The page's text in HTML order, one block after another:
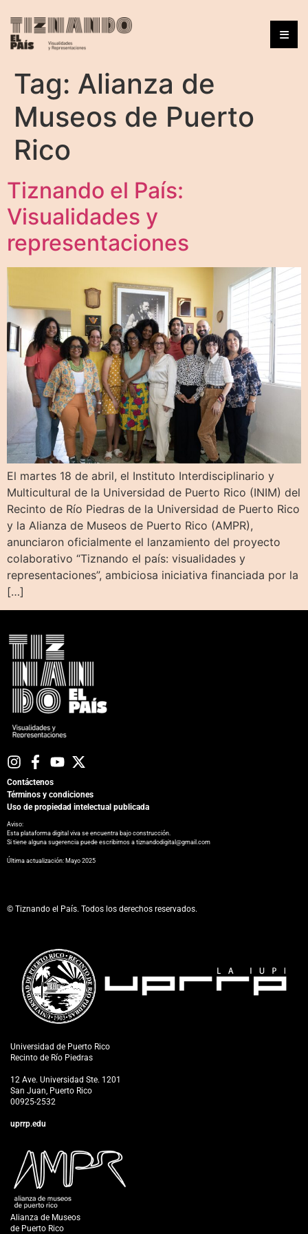
Tag: Alianza de
Museos de Puerto
Rico
Tiznando el País:
Visualidades y
representaciones
El martes 18 de abril, el Instituto Interdisciplinario y
Multicultural de la Universidad de Puerto Rico (INIM) del
Recinto de Río Piedras de la Universidad de Puerto Rico
y la Alianza de Museos de Puerto Rico (AMPR),
anunciaron oficialmente el lanzamiento del proyecto
colaborativo “Tiznando el país: visualidades y
representaciones”, ambiciosa iniciativa financiada por la
[…]
Contáctenos
Términos y condiciones
Uso de propiedad intelectual publicada
Aviso:
Esta plataforma digital viva se encuentra bajo construcción.
Si tiene alguna sugerencia puede escribirnos a tiznandodigital@gmail.com
​Última actualización: Mayo 2025
© Tiznando el País. Todos los derechos reservados.
Universidad de Puerto Rico
Recinto de Río Piedras
12 Ave. Universidad Ste. 1201
San Juan, Puerto Rico
00925-2532
uprrp.edu
Alianza de Museos
de Puerto Rico